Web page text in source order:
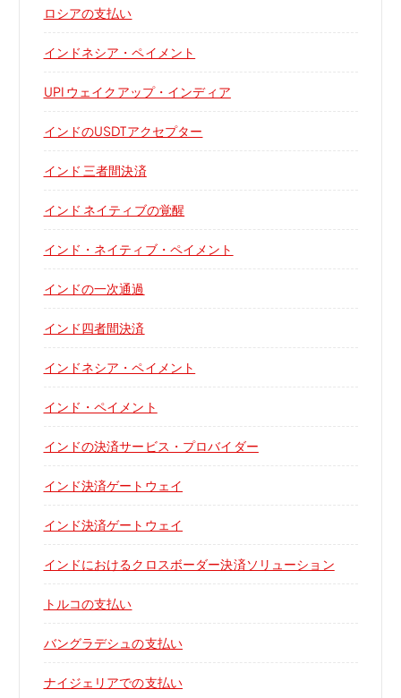
ロシアの支払い
インドネシア・ペイメント
UPI ウェイクアップ・インディア
インドのUSDTアクセプター
インド 三者間決済
インド ネイティブの覚醒
インド・ネイティブ・ペイメント
インドの一次通過
インド四者間決済
インドネシア・ペイメント
インド・ペイメント
インドの決済サービス・プロバイダー
インド決済ゲートウェイ
インド決済ゲートウェイ
インドにおけるクロスボーダー決済ソリューション
トルコの支払い
バングラデシュの支払い
ナイジェリアでの支払い